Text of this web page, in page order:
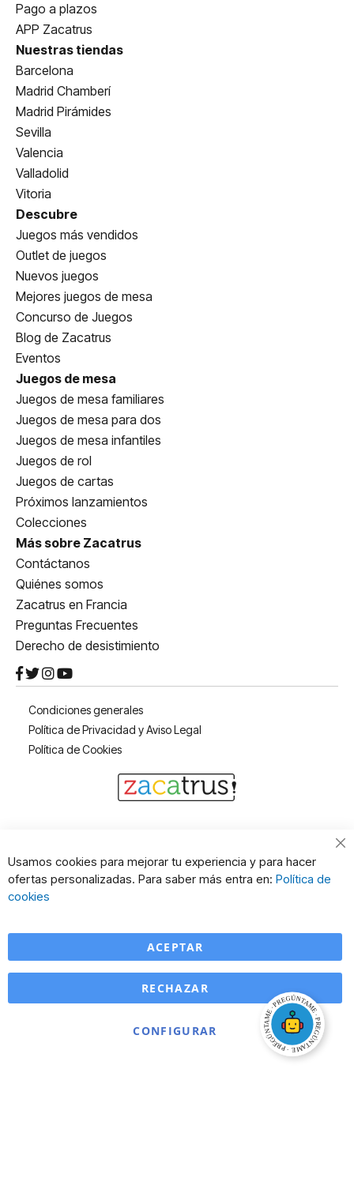
Pago a plazos
APP Zacatrus
Nuestras tiendas
Barcelona
Madrid Chamberí
Madrid Pirámides
Sevilla
Valencia
Valladolid
Vitoria
Descubre
Juegos más vendidos
Outlet de juegos
Nuevos juegos
Mejores juegos de mesa
Concurso de Juegos
Blog de Zacatrus
Eventos
Juegos de mesa
Juegos de mesa familiares
Juegos de mesa para dos
Juegos de mesa infantiles
Juegos de rol
Juegos de cartas
Próximos lanzamientos
Colecciones
Más sobre Zacatrus
Contáctanos
Quiénes somos
Zacatrus en Francia
Preguntas Frecuentes
Derecho de desistimiento
Condiciones generales
Política de Privacidad y Aviso Legal
Política de Cookies
Usamos cookies para mejorar tu experiencia y para hacer
ofertas personalizadas. Para saber más entra en: Política de
cookies
ACEPTAR
CONFIGURAR
RECHAZAR